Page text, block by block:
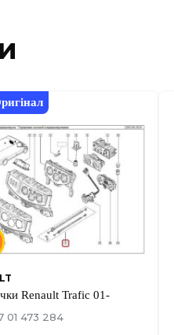
Renault Trafic 01-
01 473 284